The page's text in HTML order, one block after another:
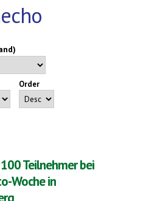
Order
Teilnehmer bei
Woche in